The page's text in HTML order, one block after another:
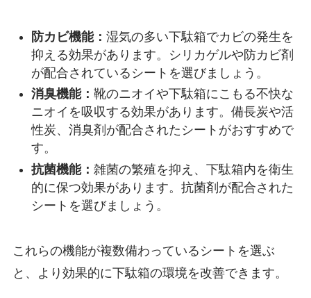
防カビ機能： 湿気の多い下駄箱でカビの発生を
抑える効果があります。シリカゲルや防カビ剤
が配合されているシートを選びましょう。
消臭機能： 靴のニオイや下駄箱にこもる不快な
ニオイを吸収する効果があります。備長炭や活
性炭、消臭剤が配合されたシートがおすすめで
す。
抗菌機能： 雑菌の繁殖を抑え、下駄箱内を衛生
的に保つ効果があります。抗菌剤が配合された
シートを選びましょう。
これらの機能が複数備わっているシートを選ぶ
と、より効果的に下駄箱の環境を改善できます。